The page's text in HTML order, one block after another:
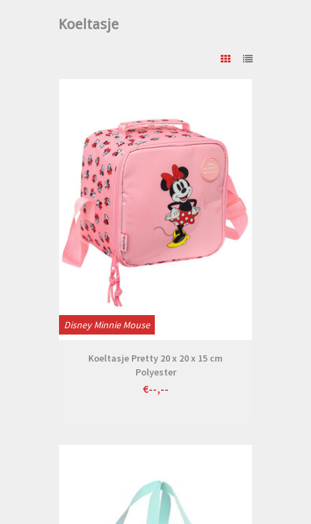
Koeltasje
Disney Minnie Mouse
Koeltasje Pretty 20 x 20 x 15 cm
Polyester
€--,--